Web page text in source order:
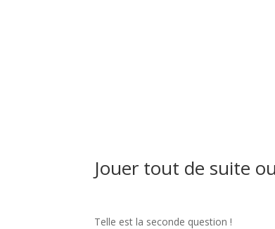
Jouer tout de suite
Telle est la seconde question !